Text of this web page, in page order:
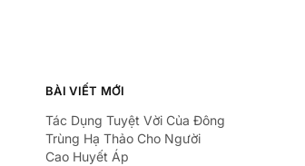
BÀI VIẾT MỚI
Tác Dụng Tuyệt Vời Của Đông
Trùng Hạ Thảo Cho Người
Cao Huyết Áp